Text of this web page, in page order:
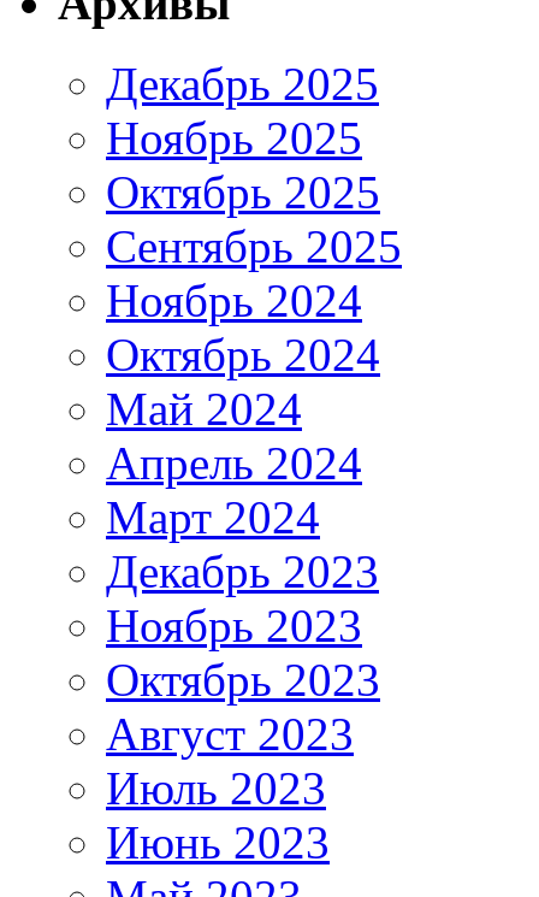
Декабрь 2025
Ноябрь 2025
Октябрь 2025
Сентябрь 2025
Ноябрь 2024
Октябрь 2024
Май 2024
Апрель 2024
Март 2024
Декабрь 2023
Ноябрь 2023
Октябрь 2023
Август 2023
Июль 2023
Июнь 2023